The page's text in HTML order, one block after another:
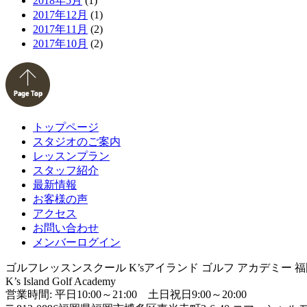
2017年12月 (1)
2017年11月 (2)
2017年10月 (2)
トップページ
スタジオのご案内
レッスンプラン
スタッフ紹介
最新情報
お客様の声
アクセス
お問い合わせ
メンバーログイン
ゴルフレッスンスクール K’sアイランド ゴルフ アカデミー
K’s Island Golf Academy
営業時間: 平日10:00～21:00 土日祝日9:00～20:00